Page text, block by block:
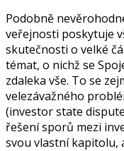
Podobně
veřejnosti poskytuje
skutečnosti o velké
témat, o nichž se
zdaleka vše. To se
velezávažného
(investor state
řešení sporů mezi
svou vlastní kapitolu,